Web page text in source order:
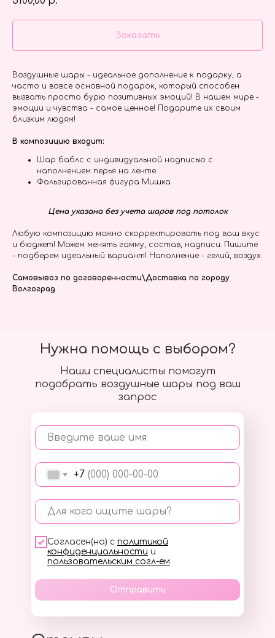
Заказать
Воздушные шары - идеальное дополнение к подарку, а
часто и вовсе основной подарок, который способен
вызвать просто бурю позитивных эмоций! В нашем мире -
эмоции и чувства - самое ценное! Подарите их своим
близким людям!
В композицию входит:
Шар баблс с индивидуальной надписью с
наполнением перья на ленте
Фольгированная фигура Мишка
Цена указана без учета шаров под потолок
Любую композицию можно скорректировать под ваш вкус
и бюджет! Можем менять гамму, состав, надписи. Пишите
- подберем идеальный вариант! Наполнение - гелий, воздух.
Самовывоз по договоренности\Доставка по городу
Волгоград
Наши специалисты помогут
подобрать воздушные шары под ваш
запрос
Введите ваше имя
+7
Для кого ищите шары?
Согласен(на) с политикой
конфиденциальности и
пользовательским согл-ем
Отправить
Нужна помощь с выбором?